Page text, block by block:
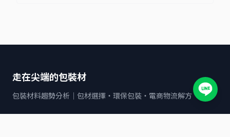
走在尖端的包裝材
包裝材料趨勢分析｜包材選擇・環保包裝・電商物流解方